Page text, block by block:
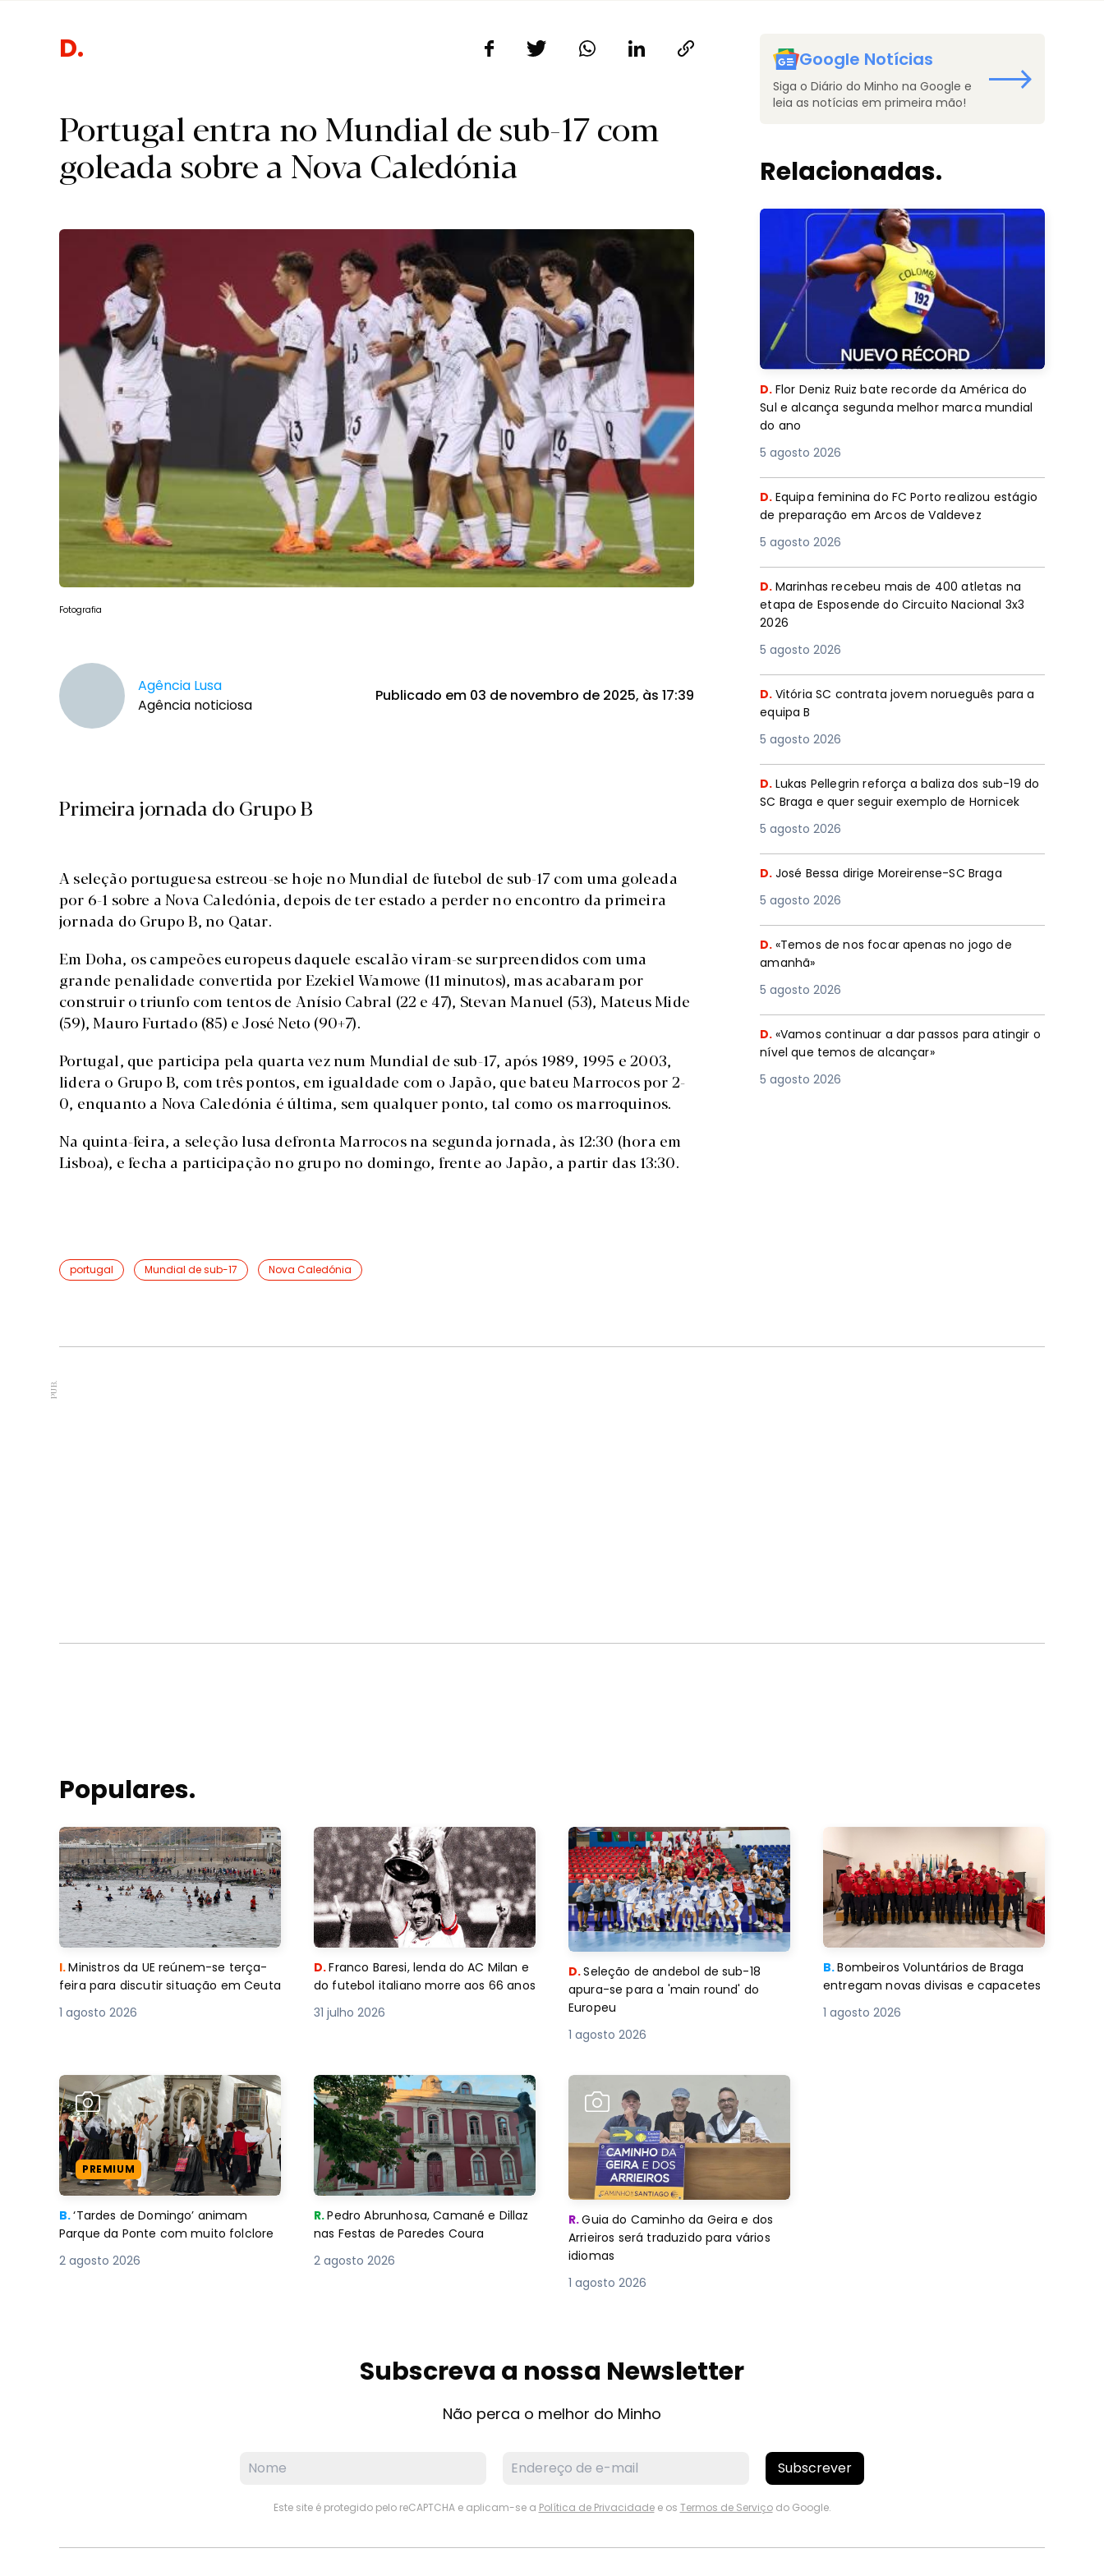
D
Portugal entra no Mundial de sub-17 com
goleada sobre a Nova Caledónia
Fotografia
Agência Lusa
Agência noticiosa
Publicado em 03 de novembro de 2025, às 17:39
Primeira jornada do Grupo B
A seleção portuguesa estreou-se hoje no Mundial de futebol de sub-17 com uma goleada
por 6-1 sobre a Nova Caledónia, depois de ter estado a perder no encontro da primeira
jornada do Grupo B, no Qatar.
Em Doha, os campeões europeus daquele escalão viram-se surpreendidos com uma
grande penalidade convertida por Ezekiel Wamowe (11 minutos), mas acabaram por
construir o triunfo com tentos de Anísio Cabral (22 e 47), Stevan Manuel (53), Mateus Mide
(59), Mauro Furtado (85) e José Neto (90+7).
Portugal, que participa pela quarta vez num Mundial de sub-17, após 1989, 1995 e 2003,
lidera o Grupo B, com três pontos, em igualdade com o Japão, que bateu Marrocos por 2-
0, enquanto a Nova Caledónia é última, sem qualquer ponto, tal como os marroquinos.
Na quinta-feira, a seleção lusa defronta Marrocos na segunda jornada, às 12:30 (hora em
Lisboa), e fecha a participação no grupo no domingo, frente ao Japão, a partir das 13:30.
portugal Mundial de sub-17 Nova Caledónia
Google Notícias
Siga o Diário do Minho na Google e
leia as notícias em primeira mão!
Relacionadas.
D. Flor Deniz Ruiz bate recorde da América do
Sul e alcança segunda melhor marca mundial
do ano
5 agosto 2026
D. Equipa feminina do FC Porto realizou estágio
de preparação em Arcos de Valdevez
5 agosto 2026
D. Marinhas recebeu mais de 400 atletas na
etapa de Esposende do Circuito Nacional 3x3
2026
5 agosto 2026
D. Vitória SC contrata jovem norueguês para a
equipa B
5 agosto 2026
D. Lukas Pellegrin reforça a baliza dos sub-19 do
SC Braga e quer seguir exemplo de Hornicek
5 agosto 2026
D. José Bessa dirige Moreirense-SC Braga
5 agosto 2026
D. «Temos de nos focar apenas no jogo de
amanhã»
5 agosto 2026
D. «Vamos continuar a dar passos para atingir o
nível que temos de alcançar»
5 agosto 2026
PUB.
Populares.
I.Ministros da UE reúnem-se terça-
feira para discutir situação em Ceuta
1 agosto 2026
D.Franco Baresi, lenda do AC Milan e
do futebol italiano morre aos 66 anos
31 julho 2026
D.Seleção de andebol de sub-18
apura-se para a 'main round' do
Europeu
1 agosto 2026
B.Bombeiros Voluntários de Braga
entregam novas divisas e capacetes
1 agosto 2026
PREMIUM
B.‘Tardes de Domingo’ animam
Parque da Ponte com muito folclore
2 agosto 2026
R.Pedro Abrunhosa, Camané e Dillaz
nas Festas de Paredes Coura
2 agosto 2026
R.Guia do Caminho da Geira e dos
Arrieiros será traduzido para vários
idiomas
1 agosto 2026
Subscreva a nossa Newsletter
Não perca o melhor do Minho
Subscrever
Este site é protegido pelo reCAPTCHA e aplicam-se a Política de Privacidadee os Termos de Serviçodo Google.